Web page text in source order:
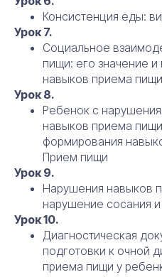
Консистенция еды:
Урок 7.
Социальное
пищи: его значение и
навыков приема пищи
Урок 8.
Ребенок с
навыков приема
формирования
Прием пищи
Урок 9.
Нарушения навыков
нарушение сосания
Урок 10.
Диагностическая
подготовки к очной
приема пищи у